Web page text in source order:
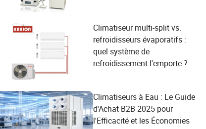
Climatiseur multi-split vs.
refroidisseurs évaporatifs :
quel système de
refroidissement l'emporte ?
Climatiseurs à Eau : Le Guide
d'Achat B2B 2025 pour
l'Efficacité et les Économies